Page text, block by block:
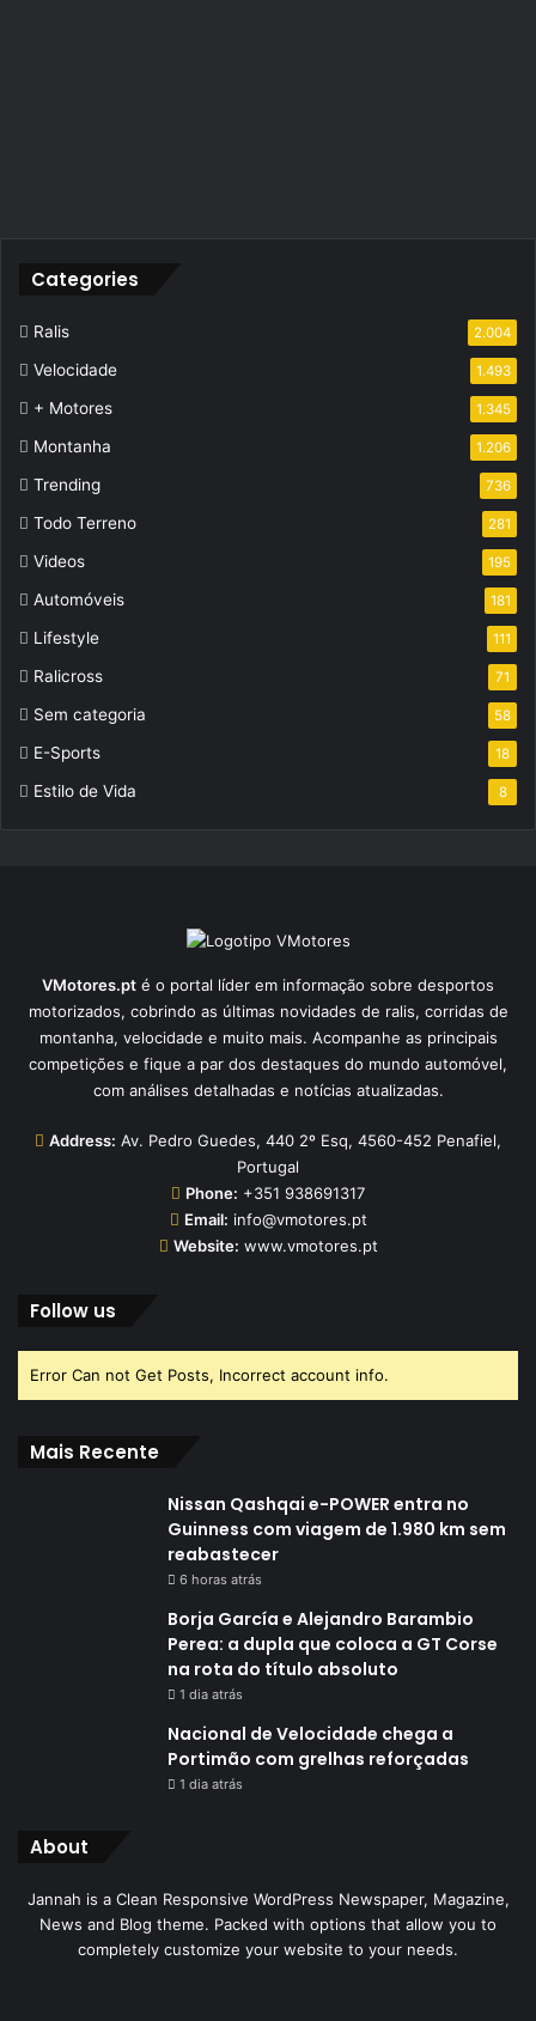
Categories
Ralis 2.004
Velocidade 1.493
+ Motores 1.345
Montanha 1.206
Trending 736
Todo Terreno 281
Videos 195
Automóveis 181
Lifestyle 111
Ralicross 71
Sem categoria 58
E-Sports 18
Estilo de Vida 8
VMotores.pt é o portal líder em informação sobre desportos
motorizados, cobrindo as últimas novidades de ralis, corridas de
montanha, velocidade e muito mais. Acompanhe as principais
competições e fique a par dos destaques do mundo automóvel,
com análises detalhadas e notícias atualizadas.
Address: Av. Pedro Guedes, 440 2º Esq, 4560-452 Penafiel,
Portugal
Phone: +351 938691317
Email: info@vmotores.pt
Website: www.vmotores.pt
Follow us
Error Can not Get Posts, Incorrect account info.
Mais Recente
Nissan Qashqai e-POWER entra no
Guinness com viagem de 1.980 km sem
reabastecer
6 horas atrás
Borja García e Alejandro Barambio
Perea: a dupla que coloca a GT Corse
na rota do título absoluto
1 dia atrás
Nacional de Velocidade chega a
Portimão com grelhas reforçadas
1 dia atrás
About
Jannah is a Clean Responsive WordPress Newspaper, Magazine,
News and Blog theme. Packed with options that allow you to
completely customize your website to your needs.